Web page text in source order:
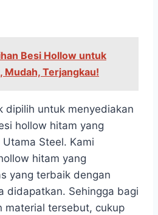
Besi Hollow untuk
Mudah, Terjangkau!
dipilih untuk menyediakan
hollow hitam yang
Steel. Kami
hitam yang
yang terbaik dengan
didapatkan. Sehingga bagi
material tersebut, cukup